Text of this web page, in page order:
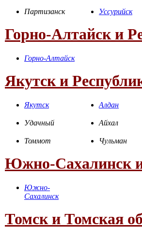
Партизанск Уссурийск
Горно-Алтайск и
Горно-Алтайск
Якутск и
Якутск Алдан
Удачный Айхал
Томмот Чульман
Южно-Сахалинск и
Южно-
Сахалинск
Томск и Томская